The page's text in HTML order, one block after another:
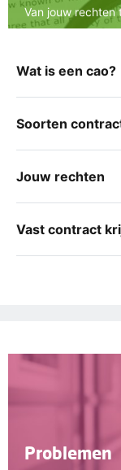
Van jouw
Wat is een cao?
Soorten
Jouw rechten
Vast contract
Problemen